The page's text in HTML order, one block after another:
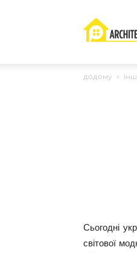
проводимо
додому
Сьогодні
світової